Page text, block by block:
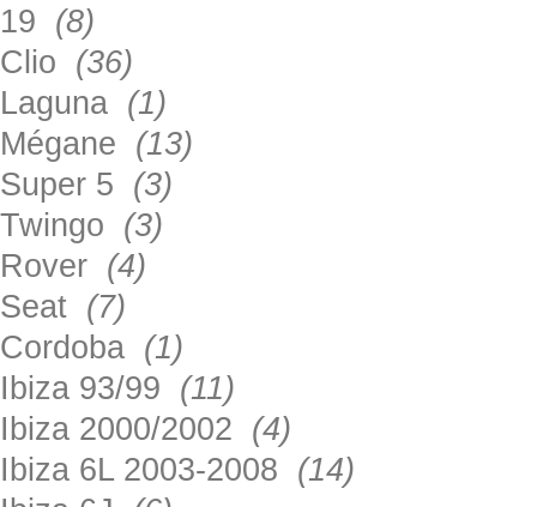
19 (8)
Clio (36)
Laguna (1)
Mégane (13)
Super 5 (3)
Twingo (3)
Rover (4)
Seat (7)
Cordoba (1)
Ibiza 93/99 (11)
Ibiza 2000/2002 (4)
Ibiza 6L 2003-2008 (14)